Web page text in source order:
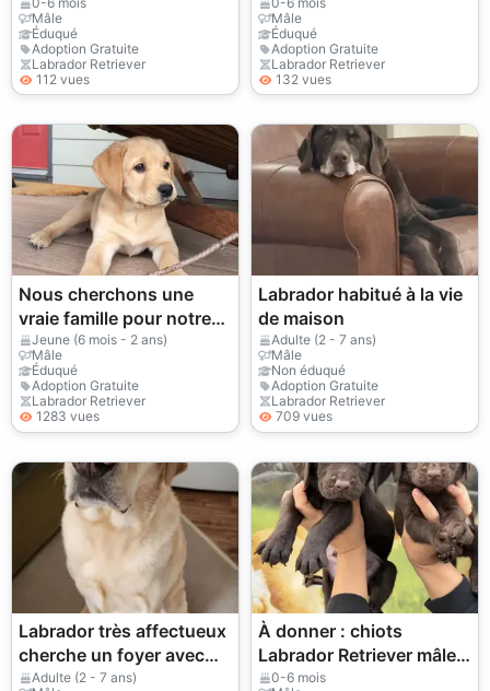
femelle) à donner
Mâle
Éduqué
Adoption Gratuite
Labrador Retriever
112 vues
femelle) à donner
Mâle
Éduqué
Adoption Gratuite
Labrador Retriever
132 vues
Nous cherchons une
vraie famille pour notre
Labrador, pas juste un
foyer
Jeune (6 mois - 2 ans)
Mâle
Éduqué
Adoption Gratuite
Labrador Retriever
1283 vues
Labrador habitué à la vie
de maison
Adulte (2 - 7 ans)
Mâle
Non éduqué
Adoption Gratuite
Labrador Retriever
709 vues
Labrador très affectueux
cherche un foyer avec
espace
Adulte (2 - 7 ans)
À donner : chiots
Labrador Retriever mâles
et femelles
0-6 mois